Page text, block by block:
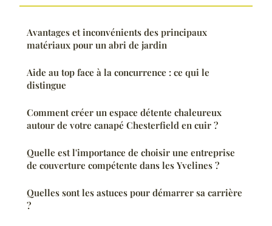
Avantages et inconvénients des principaux
matériaux pour un abri de jardin
Aide au top face à la concurrence : ce qui le
distingue
Comment créer un espace détente chaleureux
autour de votre canapé Chesterfield en cuir ?
Quelle est l'importance de choisir une entreprise
de couverture compétente dans les Yvelines ?
Quelles sont les astuces pour démarrer sa carrière
?